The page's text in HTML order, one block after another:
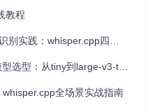
教程
：whisper.cpp四象限完全指南
到large-v3-turbo的速度与准确率实测
全场景实战指南